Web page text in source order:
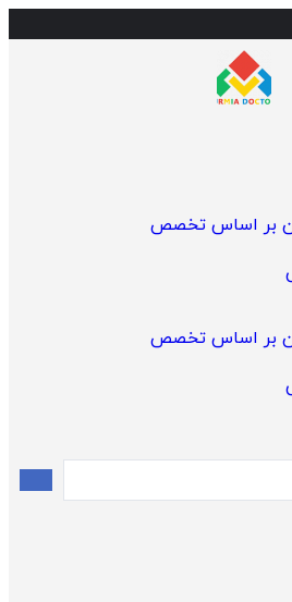
بر اساس تخصص
بر اساس تخصص